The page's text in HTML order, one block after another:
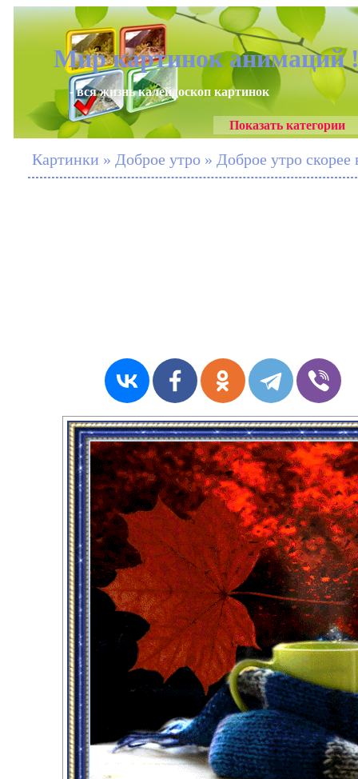
Мир картинок анимаций
- вся жизнь калейдоскоп картинок
Показать категории
Картинки » Доброе утро » Доброе утро скорее